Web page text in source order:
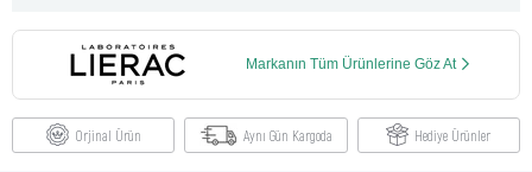
Markanın Tüm Ürünlerine Göz At
Orjinal Ürün Aynı Gün Kargoda Hediye Ürünler